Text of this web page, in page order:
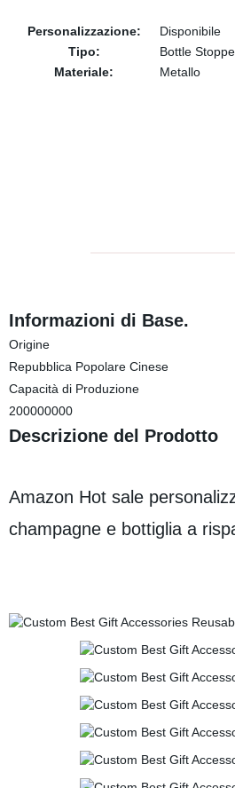
Personalizzazione:
Disponibile
Tipo:
Bottle
Materiale:
Metallo
Informazioni di Base.
Origine
Repubblica Popolare Cinese
Capacità di Produzione
200000000
Descrizione del Prodotto
Amazon Hot sale
champagne e bottiglia a